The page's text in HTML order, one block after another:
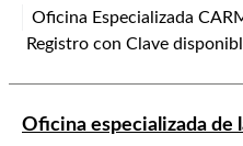
Oficina Especializada
Registro con Clave
Oficina especializada de